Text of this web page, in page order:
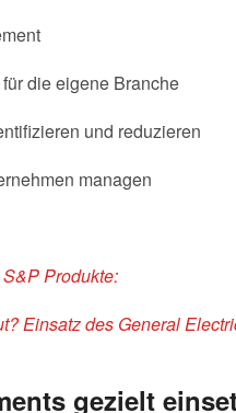
die eigene Branche
und reduzieren
managen
Produkte:
Einsatz des General
gezielt